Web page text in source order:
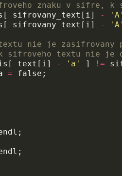
znaku v sifre, k
[ sifrovany_text [ i] - 'A'
[ sifrovany_text [ i] - 'A'
nie je zasifrovany
textu nie je
[ text [ i] - 'a' ] !=
= false ;
;
;